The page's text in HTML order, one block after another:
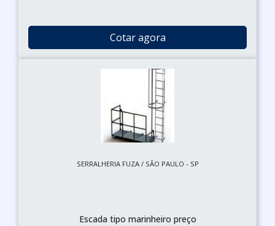
Cotar agora
SERRALHERIA FUZA / SÃO PAULO - SP
Escada tipo marinheiro preço